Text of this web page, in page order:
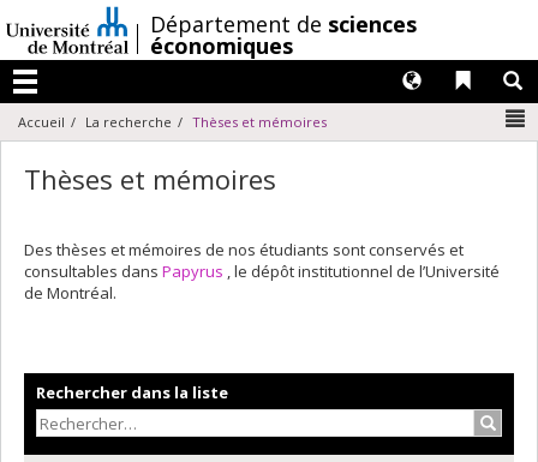
au
contenu
/Département de sciences
économiques
Menu
Liens
Langues
Accueil La recherche Thèses et mémoires
Thèses et mémoires
Des thèses et mémoires de nos étudiants sont conservés et
consultables dans Papyrus , le dépôt institutionnel de l’Université
de Montréal.
Rechercher dans la liste